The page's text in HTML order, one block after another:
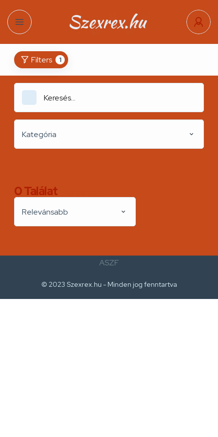
Filters 1
Kategória
0Találat
Relevánsabb
ASZF
© 2023 Szexrex.hu - Minden jog fenntartva